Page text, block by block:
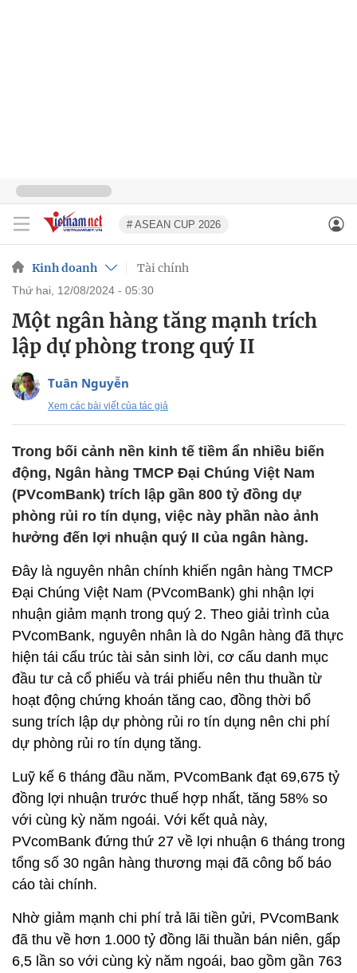
# ASEAN CUP 2026
Kinh doanh Tài chính
thứ hai, 12/08/2024 - 05:30
Một ngân hàng tăng mạnh trích
lập dự phòng trong quý II
Tuân Nguyễn
Xem các bài viết của tác giả
Trong bối cảnh nền kinh tế tiềm ẩn nhiều biến
động, Ngân hàng TMCP Đại Chúng Việt Nam
(PVcomBank) trích lập gần 800 tỷ đồng dự
phòng rủi ro tín dụng, việc này phần nào ảnh
hưởng đến lợi nhuận quý II của ngân hàng.
Đây là nguyên nhân chính khiến ngân hàng TMCP
Đại Chúng Việt Nam (PVcomBank) ghi nhận lợi
nhuận giảm mạnh trong quý 2. Theo giải trình của
PVcomBank, nguyên nhân là do Ngân hàng đã thực
hiện tái cấu trúc tài sản sinh lời, cơ cấu danh mục
đầu tư cả cổ phiếu và trái phiếu nên thu thuần từ
hoạt động chứng khoán tăng cao, đồng thời bổ
sung trích lập dự phòng rủi ro tín dụng nên chi phí
dự phòng rủi ro tín dụng tăng.
Luỹ kế 6 tháng đầu năm, PVcomBank đạt 69,675 tỷ
đồng lợi nhuận trước thuế hợp nhất, tăng 58% so
với cùng kỳ năm ngoái. Với kết quả này,
PVcomBank đứng thứ 27 về lợi nhuận 6 tháng trong
tổng số 30 ngân hàng thương mại đã công bố báo
cáo tài chính.
Nhờ giảm mạnh chi phí trả lãi tiền gửi, PVcomBank
đã thu về hơn 1.000 tỷ đồng lãi thuần bán niên, gấp
6,5 lần so với cùng kỳ năm ngoái, bao gồm gần 763